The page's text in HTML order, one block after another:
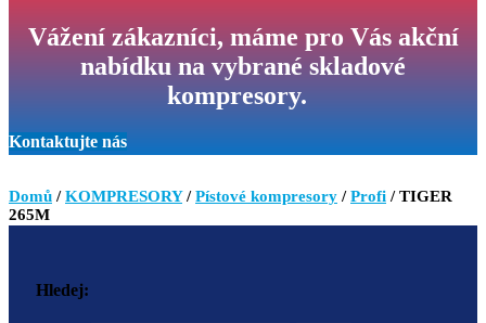
Vážení zákazníci, máme pro Vás akční
nabídku na vybrané skladové
kompresory.
Kontaktujte nás
Domů /KOMPRESORY/Pístové kompresory /Profi / TIGER
265M
Hledej: